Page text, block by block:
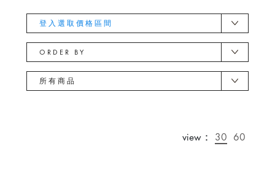
登入選取價格區間
ORDER BY
所有商品
view： 30 60